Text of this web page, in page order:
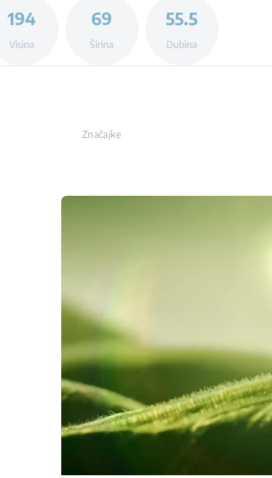
194
Visina
69
Širina
55.5
Dubina
Značajke